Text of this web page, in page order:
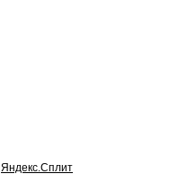
Яндекс.Сплит